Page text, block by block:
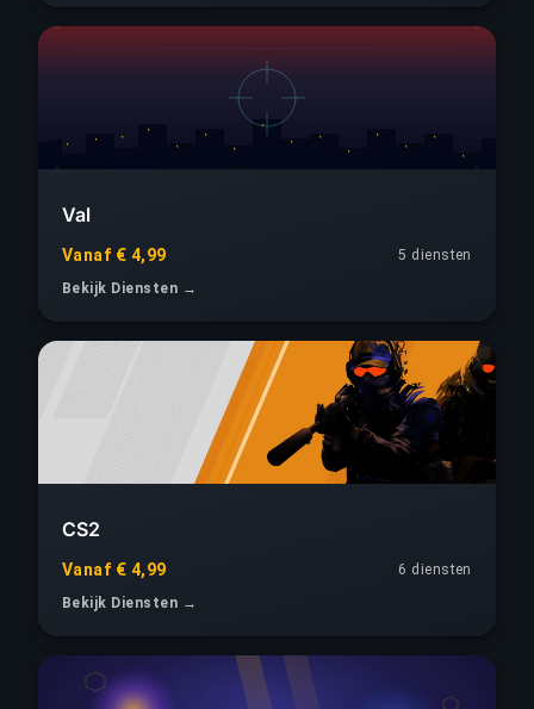
Val
Vanaf € 4,99
5 diensten
Bekijk Diensten →
CS2
Vanaf € 4,99
6 diensten
Bekijk Diensten →